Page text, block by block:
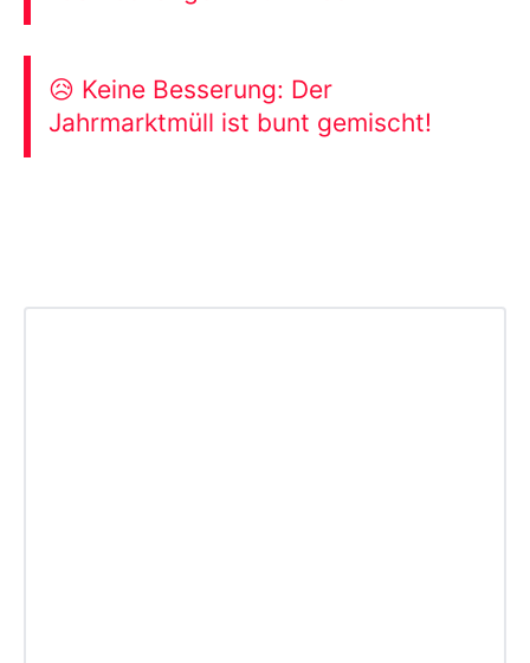
😥 Keine Besserung: Der
Jahrmarktmüll ist bunt gemischt!